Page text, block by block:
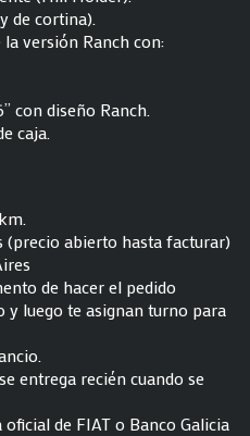
de cortina).
versión Ranch con:
con diseño Ranch.
caja.
(precio abierto hasta facturar)
de hacer el pedido
luego te asignan turno para
entrega recién cuando se
de FIAT o Banco Galicia